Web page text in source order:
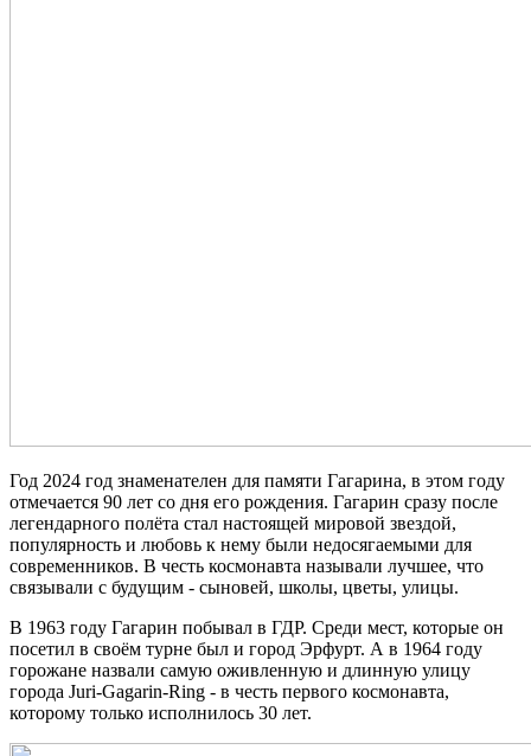
Год 2024 год знаменателен для памяти Гагарина, в этом году
отмечается 90 лет со дня его рождения. Гагарин сразу после
легендарного полёта стал настоящей мировой звездой,
популярность и любовь к нему были недосягаемыми для
современников. В честь космонавта называли лучшее, что
связывали с будущим - сыновей, школы, цветы, улицы.
В 1963 году Гагарин побывал в ГДР. Среди мест, которые он
посетил в своём турне был и город Эрфурт. А в 1964 году
горожане назвали самую оживленную и длинную улицу
города Juri-Gagarin-Ring - в честь первого космонавта,
которому только исполнилось 30 лет.